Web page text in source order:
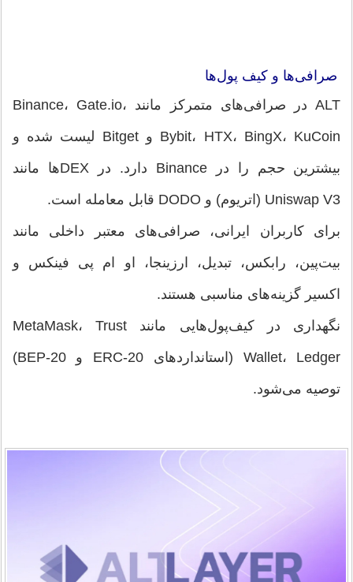
صرافی‌ها و کیف پول‌ها
ALT در صرافی‌های متمرکز مانند Binance، Gate.io،
Bybit، HTX، BingX، KuCoin و Bitget لیست شده و
بیشترین حجم را در Binance دارد. در DEXها مانند
Uniswap V3 (اتریوم) و DODO قابل معامله است.
برای کاربران ایرانی، صرافی‌های معتبر داخلی مانند
بیت‌پین، رابکس، تبدیل، ارزینجا، او ام پی فینکس و
اکسیر گزینه‌های مناسبی هستند.
نگهداری در کیف‌پول‌هایی مانند MetaMask، Trust
Wallet، Ledger (استانداردهای ERC-20 و BEP-20)
توصیه می‌شود.